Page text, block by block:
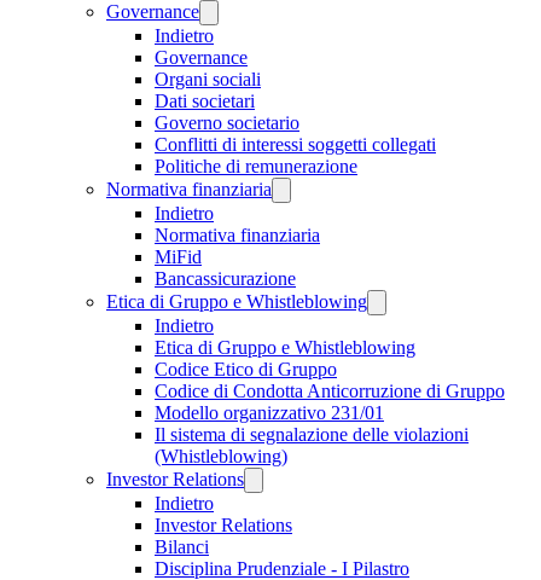
Governance
Indietro
Governance
Organi sociali
Dati societari
Governo societario
Conflitti di interessi soggetti collegati
Politiche di remunerazione
Normativa finanziaria
Indietro
Normativa finanziaria
MiFid
Bancassicurazione
Etica di Gruppo e Whistleblowing
Indietro
Etica di Gruppo e Whistleblowing
Codice Etico di Gruppo
Codice di Condotta Anticorruzione di Gruppo
Modello organizzativo 231/01
Il sistema di segnalazione delle violazioni
(Whistleblowing)
Investor Relations
Indietro
Investor Relations
Bilanci
Disciplina Prudenziale - I Pilastro